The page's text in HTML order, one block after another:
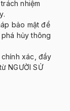
ách nhiệm
áp bảo mậtđể
phá hủy thông
chính xác,đầy
NGƯỜI SỬ